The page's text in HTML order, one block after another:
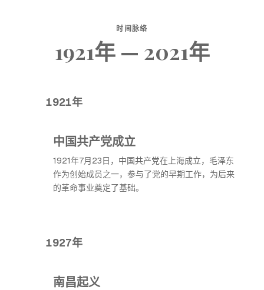
时间脉络
1921年 — 2021年
1921年
中国共产党成立
1921年7月23日，中国共产党在上海成立，毛泽东
作为创始成员之一，参与了党的早期工作，为后来
的革命事业奠定了基础。
1927年
南昌起义